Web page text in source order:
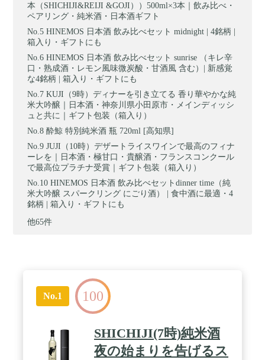
本（SHICHIJI&REIJI &GOJI））500ml×3本｜飲み比べ・
ペアリング・純米酒・日本酒ギフト
HINEMOS 日本酒 飲み比べセット midnight | 4銘柄 |
箱入り・ギフトにも
HINEMOS 日本酒 飲み比べセット sunrise （キレ辛
口・熟成酒・レモン風味微炭酸・甘酒風 含む）| 新感覚
な4銘柄 | 箱入り・ギフトにも
KUJI（9時）ディナーを引き立てる 香り華やかな純
米大吟醸｜日本酒・神奈川県小田原市・メインディッシ
ュと共に｜ギフト包装（箱入り）
酔鯨 特別純米酒 瓶 720ml [高知県]
JUJI（10時）デザートライスワインで最高のフィナ
ーレを｜日本酒・極甘口・貴醸酒・フランスコンクール
で最高位プラチナ受賞｜ギフト包装（箱入り）
HINEMOS 日本酒 飲み比べセットdinner time（純
米大吟醸 スパークリング にごり酒） | 食中酒に最適・4
銘柄 | 箱入り・ギフトにも
他65件
No.1 100
SHICHIJI(7時)純米酒
夜の始まりを告げるス